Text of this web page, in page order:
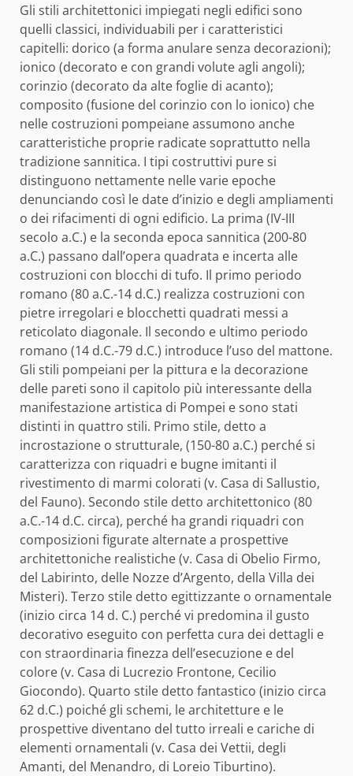
Gli stili architettonici impiegati negli edifici sono
quelli classici, individuabili per i caratteristici
capitelli: dorico (a forma anulare senza decorazioni);
ionico (decorato e con grandi volute agli angoli);
corinzio (decorato da alte foglie di acanto);
composito (fusione del corinzio con lo ionico) che
nelle costruzioni pompeiane assumono anche
caratteristiche proprie radicate soprattutto nella
tradizione sannitica. I tipi costruttivi pure si
distinguono nettamente nelle varie epoche
denunciando così le date d’inizio e degli ampliamenti
o dei rifacimenti di ogni edificio. La prima (IV-III
secolo a.C.) e la seconda epoca sannitica (200-80
a.C.) passano dall’opera quadrata e incerta alle
costruzioni con blocchi di tufo. Il primo periodo
romano (80 a.C.-14 d.C.) realizza costruzioni con
pietre irregolari e blocchetti quadrati messi a
reticolato diagonale. Il secondo e ultimo periodo
romano (14 d.C.-79 d.C.) introduce l’uso del mattone.
Gli stili pompeiani per la pittura e la decorazione
delle pareti sono il capitolo più interessante della
manifestazione artistica di Pompei e sono stati
distinti in quattro stili. Primo stile, detto a
incrostazione o strutturale, (150-80 a.C.) perché si
caratterizza con riquadri e bugne imitanti il
rivestimento di marmi colorati (v. Casa di Sallustio,
del Fauno). Secondo stile detto architettonico (80
a.C.-14 d.C. circa), perché ha grandi riquadri con
composizioni figurate alternate a prospettive
architettoniche realistiche (v. Casa di Obelio Firmo,
del Labirinto, delle Nozze d’Argento, della Villa dei
Misteri). Terzo stile detto egittizzante o ornamentale
(inizio circa 14 d. C.) perché vi predomina il gusto
decorativo eseguito con perfetta cura dei dettagli e
con straordinaria finezza dell’esecuzione e del
colore (v. Casa di Lucrezio Frontone, Cecilio
Giocondo). Quarto stile detto fantastico (inizio circa
62 d.C.) poiché gli schemi, le architetture e le
prospettive diventano del tutto irreali e cariche di
elementi ornamentali (v. Casa dei Vettii, degli
Amanti, del Menandro, di Loreio Tiburtino).